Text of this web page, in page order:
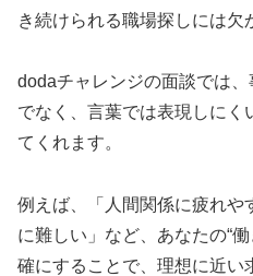
き続けられる職場探しには欠
dodaチャレンジの面談では
でなく、言葉では表現しにく
てくれます。
例えば、「人間関係に疲れや
に難しい」など、あなたの“
確にすることで、理想に近い